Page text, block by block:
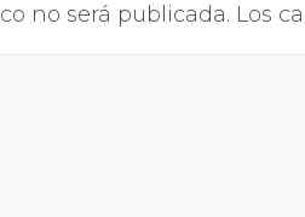
no será publicada. Los